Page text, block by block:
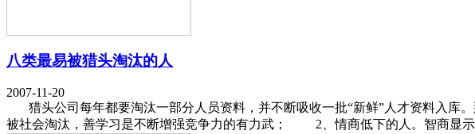
八类最易被猎头淘汰的人
2007-11-20
猎头公司每年都要淘汰一部分人员资料，并不断吸收一批“新鲜”人才资料入
被社会淘汰，善学习是不断增强竞争力的有力武； 2、情商低下的人。智商显示